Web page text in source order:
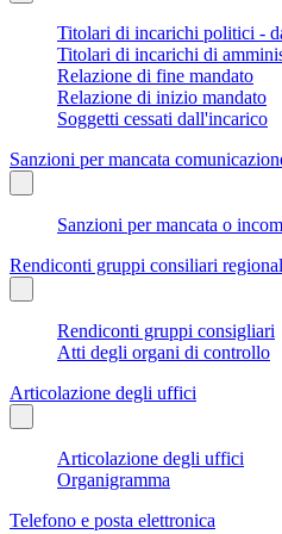
Titolari di incarichi politici -
Titolari di incarichi di
Relazione di fine mandato
Relazione di inizio mandato
Soggetti cessati dall'incarico
Sanzioni per mancata
Sanzioni per mancata o
Rendiconti gruppi consiliari
Rendiconti gruppi consigliari
Atti degli organi di controllo
Articolazione degli uffici
Articolazione degli uffici
Organigramma
Telefono e posta elettronica